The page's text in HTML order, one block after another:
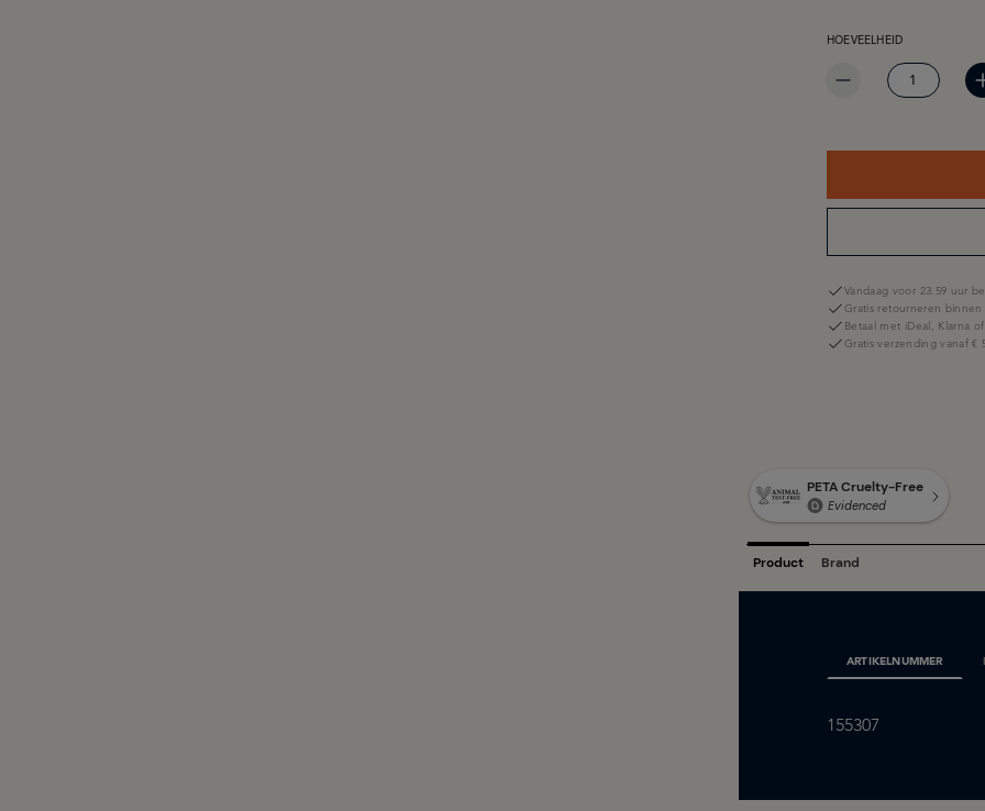
HOEVEELHEID
Vandaag voor 23.59 uur
Gratis retourneren binnen
Betaal met iDeal, Klarna
Gratis verzending vanaf €
ARTIKELNUMMER
155307